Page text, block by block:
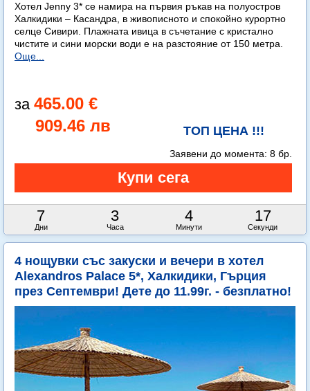
Хотел Jenny 3* се намира на първия ръкав на полуостров
Халкидики – Касандра, в живописното и спокойно курортно
селце Сивири. Плажната ивица в съчетание с кристално
чистите и сини морски води е на разстояние от 150 метра.
Още...
465.00 €
909.46 лв
ТОП ЦЕНА !!!
7
Дни
3
Часа
4
Минути
14
Секунди
Заявени до момента: 8 бр.
4 нощувки със закуски и вечери в хотел
Alexandros Palace 5*, Халкидики, Гърция
през Септември! Дете до 11.99г. - безплатно!